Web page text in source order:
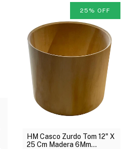
25 % OFF
HM Casco Zurdo Tom 12" X
25 Cm Madera 6Mm